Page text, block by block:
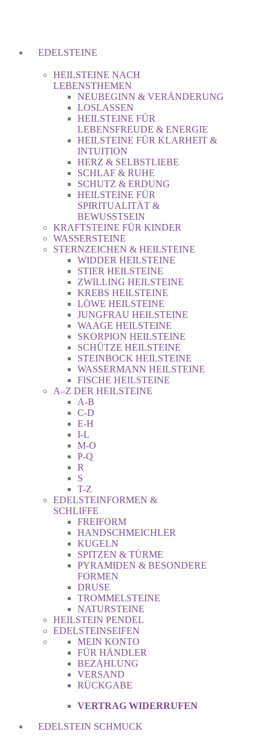
EDELSTEINE
HEILSTEINE NACH
LEBENSTHEMEN
NEUBEGINN & VERÄNDERUNG
LOSLASSEN
HEILSTEINE FÜR
LEBENSFREUDE & ENERGIE
HEILSTEINE FÜR KLARHEIT &
INTUITION
HERZ & SELBSTLIEBE
SCHLAF & RUHE
SCHUTZ & ERDUNG
HEILSTEINE FÜR
SPIRITUALITÄT &
BEWUSSTSEIN
KRAFTSTEINE FÜR KINDER
WASSERSTEINE
STERNZEICHEN & HEILSTEINE
WIDDER HEILSTEINE
STIER HEILSTEINE
ZWILLING HEILSTEINE
KREBS HEILSTEINE
LÖWE HEILSTEINE
JUNGFRAU HEILSTEINE
WAAGE HEILSTEINE
SKORPION HEILSTEINE
SCHÜTZE HEILSTEINE
STEINBOCK HEILSTEINE
WASSERMANN HEILSTEINE
FISCHE HEILSTEINE
A–Z DER HEILSTEINE
A-B
C-D
E-H
I-L
M-O
P-Q
R
S
T-Z
EDELSTEINFORMEN &
SCHLIFFE
FREIFORM
HANDSCHMEICHLER
KUGELN
SPITZEN & TÜRME
PYRAMIDEN & BESONDERE
FORMEN
DRUSE
TROMMELSTEINE
NATURSTEINE
HEILSTEIN PENDEL
EDELSTEINSEIFEN
MEIN KONTO
FÜR HÄNDLER
BEZAHLUNG
VERSAND
RÜCKGABE
VERTRAG WIDERRUFEN
EDELSTEIN SCHMUCK